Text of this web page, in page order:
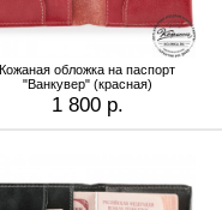
Кожаная обложка на паспорт
"Ванкувер" (красная)
1 800 р.